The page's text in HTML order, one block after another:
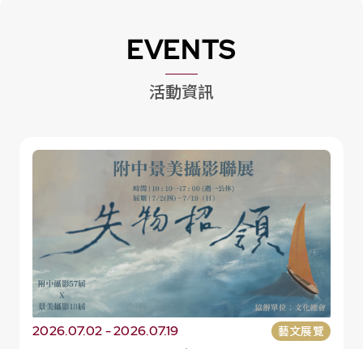
EVENTS
活動資訊
2026.07.02 - 2026.07.19 藝文展覽